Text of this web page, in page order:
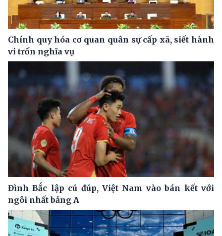
Chính quy hóa cơ quan quân sự cấp xã, siết hành
vi trốn nghĩa vụ
Đình Bắc lập cú đúp, Việt Nam vào bán kết với
ngôi nhất bảng A